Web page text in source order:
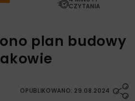
CZYTANIA
plan budowy
OPUBLIKOWANO: 29.08.2024